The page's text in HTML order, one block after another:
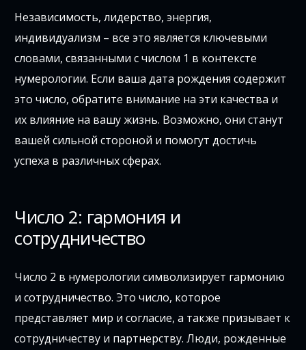
Независимость, лидерство, энергия,
индивидуализм – все это является ключевыми
словами, связанными с числом 1 в контексте
нумерологии. Если ваша дата рождения содержит
это число, обратите внимание на эти качества и
их влияние на вашу жизнь. Возможно, они станут
вашей сильной стороной и помогут достичь
успеха в различных сферах.
Число 2: гармония и
сотрудничество
Число 2 в нумерологии символизирует гармонию
и сотрудничество. Это число, которое
представляет мир и согласие, а также призывает к
сотрудничеству и партнерству. Люди, рожденные